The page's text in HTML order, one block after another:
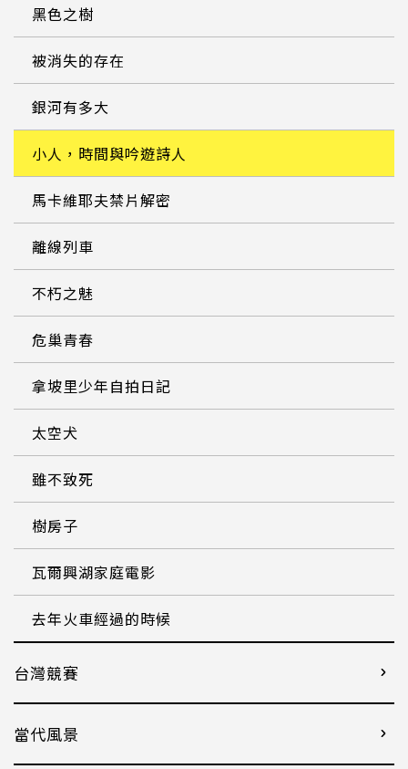
黑色之樹
被消失的存在
銀河有多大
小人，時間與吟遊詩人
馬卡維耶夫禁片解密
離線列車
不朽之魅
危巢青春
拿坡里少年自拍日記
太空犬
雖不致死
樹房子
瓦爾興湖家庭電影
去年火車經過的時候
台灣競賽
當代風景